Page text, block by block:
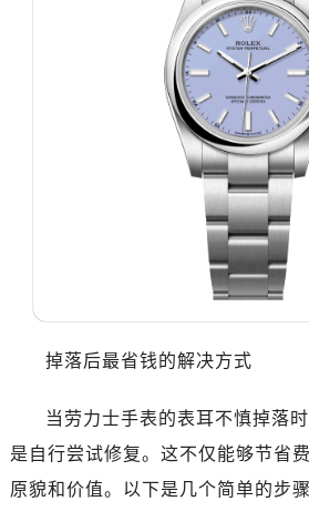
掉落后最省钱的解决方式
当劳力士手表的表耳不慎掉落
是自行尝试修复。这不仅能够节省
原貌和价值。以下是几个简单的步骤